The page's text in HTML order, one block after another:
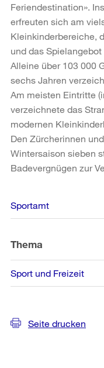
Feriendestination».
erfreuten sich am
Kleinkinderbereiche,
und das
Alleine über 103 000
sechs Jahren
Am meisten Eintritte
verzeichnete das
modernen
Den Zürcherinnen
Wintersaison sieben
Badevergnügen zur
Weitere
Informationen
Sportamt
Thema
Sport und Freizeit
Seite drucken